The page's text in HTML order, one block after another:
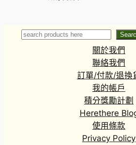
Search
關於我們
聯絡我們
訂單/付款/退換
我的帳戶
積分獎勵計劃
Herethere
使用條款
Privacy Policy